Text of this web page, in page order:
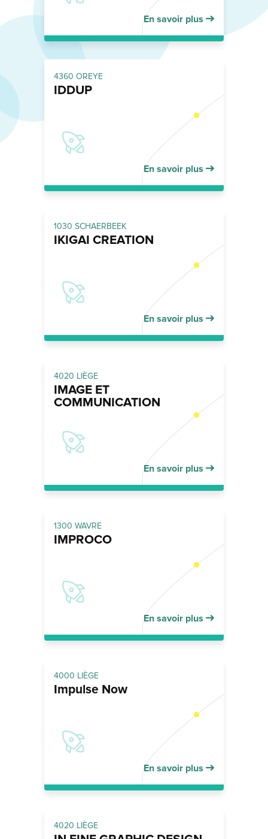
En savoir plus
4360 OREYE
IDDUP
En savoir plus
1030 SCHAERBEEK
IKIGAI CREATION
En savoir plus
4020 LIÈGE
IMAGE ET
COMMUNICATION
En savoir plus
1300 WAVRE
IMPROCO
En savoir plus
4000 LIÈGE
Impulse Now
En savoir plus
4020 LIÈGE